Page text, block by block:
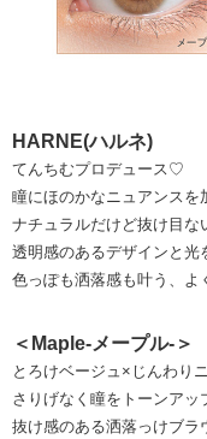
HARNE(ハルネ)
てんちむプロデュース♡
瞳にほのかなニュアンスを
ナチュラルだけど抜け目な
透明感のあるデザインと光
色っぽも洒落感も叶う、よ
＜Maple-メープル-＞
とろけベージュ×じんわり
さりげなく瞳をトーンアッ
抜け感のある洒落っけブラ